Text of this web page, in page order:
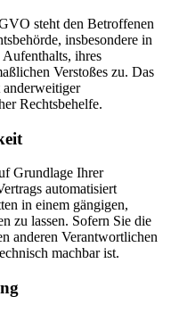
steht den Betroffenen
insbesondere in
ihres
Verstoßes zu. Das
anderweitiger
Rechtsbehelfe.
Grundlage Ihrer
automatisiert
in einem gängigen,
zu lassen. Sofern Sie die
anderen Verantwortlichen
machbar ist.